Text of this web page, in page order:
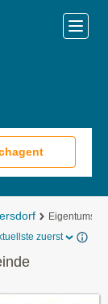
Menü
zuerst